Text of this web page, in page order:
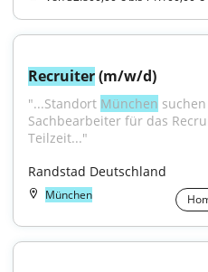
Recruiter (m/w/d)
"...Standort München
Sachbearbeiter für das
Teilzeit..."
Randstad Deutschland
München